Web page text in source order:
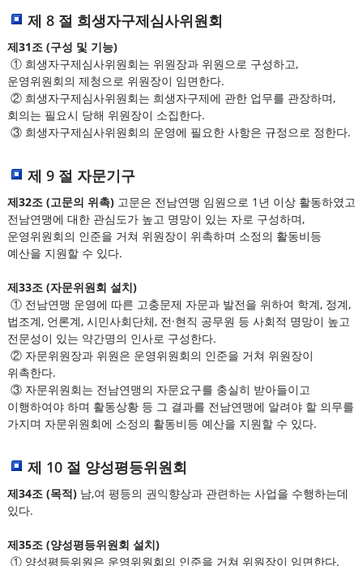
제 8 절 희생자구제심사위원회
제31조 (구성 및 기능)
① 희생자구제심사위원회는 위원장과 위원으로 구성하고,
운영위원회의 제청으로 위원장이 임면한다.
② 희생자구제심사위원회는 희생자구제에 관한 업무를 관장하며,
회의는 필요시 당해 위원장이 소집한다.
③ 희생자구제심사위원회의 운영에 필요한 사항은 규정으로 정한다.
제 9 절 자문기구
제32조 (고문의 위촉)고문은 전남연맹 임원으로 1년 이상 활동하였고
전남연맹에 대한 관심도가 높고 명망이 있는 자로 구성하며,
운영위원회의 인준을 거쳐 위원장이 위촉하며 소정의 활동비등
예산을 지원할 수 있다.
제33조 (자문위원회 설치)
① 전남연맹 운영에 따른 고충문제 자문과 발전을 위하여 학계, 정계,
법조계, 언론계, 시민사회단체, 전·현직 공무원 등 사회적 명망이 높고
전문성이 있는 약간명의 인사로 구성한다.
② 자문위원장과 위원은 운영위원회의 인준을 거쳐 위원장이
위촉한다.
③ 자문위원회는 전남연맹의 자문요구를 충실히 받아들이고
이행하여야 하며 활동상황 등 그 결과를 전남연맹에 알려야 할 의무를
가지며 자문위원회에 소정의 활동비등 예산을 지원할 수 있다.
제 10 절 양성평등위원회
제34조 (목적)남,여 평등의 권익향상과 관련하는 사업을 수행하는데
있다.
제35조 (양성평등위원회 설치)
① 양성평등위원은 운영위원회의 인준을 거쳐 위원장이 임면한다.